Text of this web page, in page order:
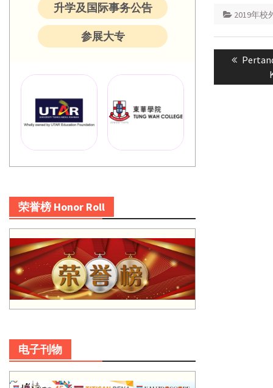
2019年校
Post
升学及国际事务公告
参展大专
荣誉榜 Honor Roll
电子刊物